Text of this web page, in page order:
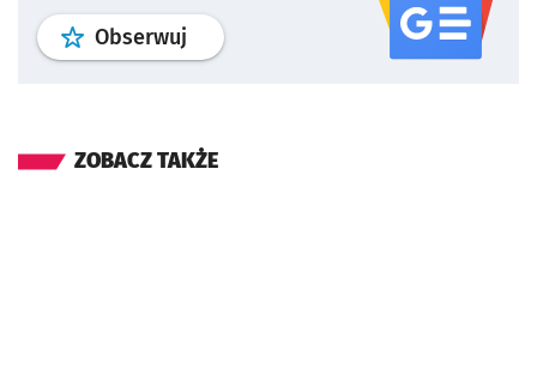
Obserwuj profil serwisu
ZOBACZ TAKŻE